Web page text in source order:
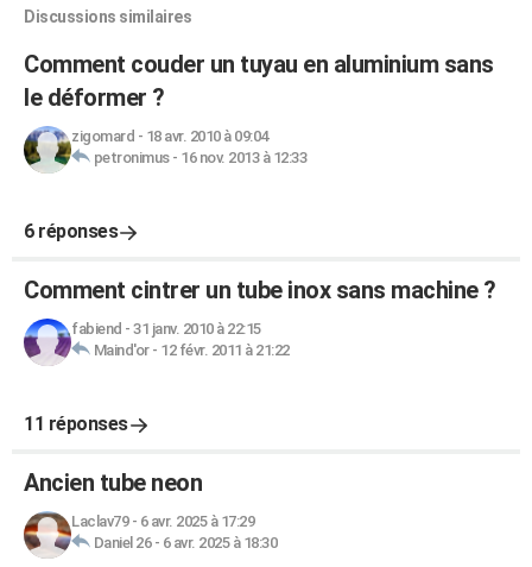
Discussions similaires
Comment couder un tuyau en aluminium sans
le déformer ?
zigomard - 18 avr. 2010 à 09:04
petronimus- 16 nov. 2013 à 12:33
6 réponses
Comment cintrer un tube inox sans machine ?
fabiend - 31 janv. 2010 à 22:15
Maind'or- 12 févr. 2011 à 21:22
11 réponses
Ancien tube neon
Laclav79- 6 avr. 2025 à 17:29
Daniel 26- 6 avr. 2025 à 18:30